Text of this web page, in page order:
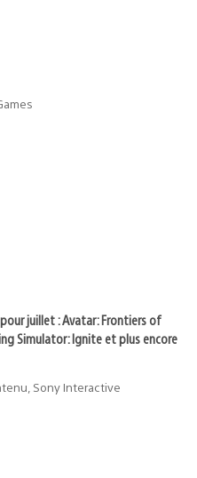
juillet : Avatar: Frontiers of
Simulator: Ignite et plus encore
Sony Interactive